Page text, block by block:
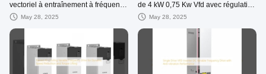
vectoriel à entraînement à fréquence
variableMay 28, 2025
de 4 kW 0,75 Kw Vfd avec régulation
du couple et régulation de vitesse
May 28, 2025